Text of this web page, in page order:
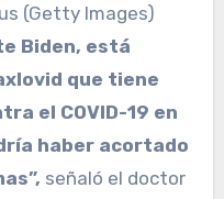
(Getty Images)
Biden, está
que tiene
el COVID-19 en
haber acortado
señaló el doctor